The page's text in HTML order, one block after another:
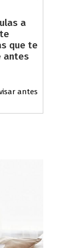
a
que te
antes
antes